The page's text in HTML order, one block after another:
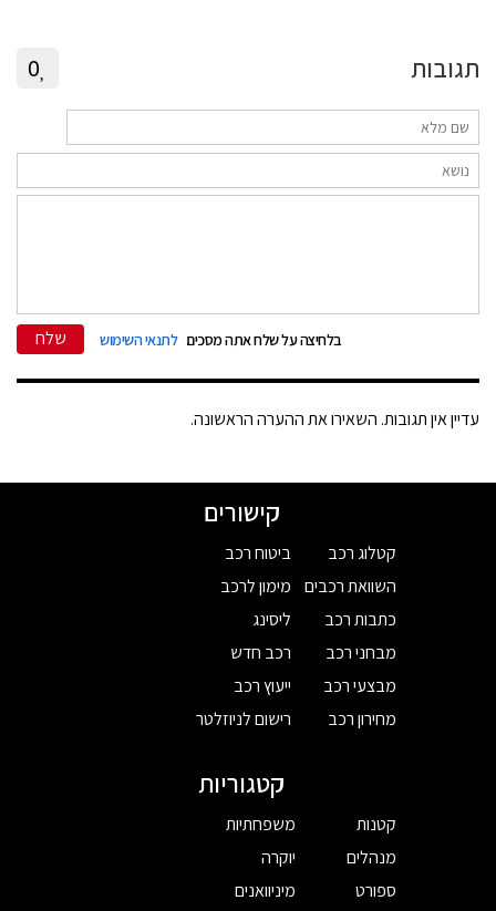
תגובות 0
בלחיצה על שלח אתה מסכים לתנאי השימוש שלח
עדיין אין תגובות. השאירו את ההערה הראשונה.
קישורים
קטלוג רכב
השוואת רכבים
כתבות רכב
מבחני רכב
מבצעי רכב
מחירון רכב
ביטוח רכב
מימון לרכב
ליסינג
רכב חדש
ייעוץ רכב
רישום לניוזלטר
קטגוריות
קטנות
מנהלים
ספורט
משפחתיות
יוקרה
מיניוואנים